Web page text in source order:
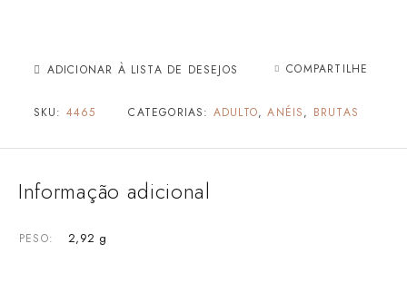
ADICIONAR À LISTA DE DESEJOS COMPARTILHE
SKU: 4465 CATEGORIAS: ADULTO,ANÉIS, BRUTAS
Informação adicional
PESO 2,92 g